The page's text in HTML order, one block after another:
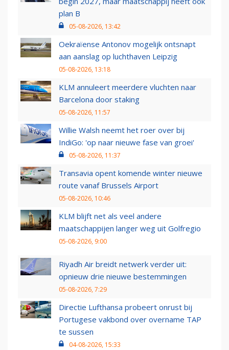
plan B
05-08-2026, 13:42
Oekraïense Antonov mogelijk ontsnapt
aan aanslag op luchthaven Leipzig
05-08-2026, 13:18
KLM annuleert meerdere vluchten naar
Barcelona door staking
05-08-2026, 11:57
Willie Walsh neemt het roer over bij
IndiGo: 'op naar nieuwe fase van groei'
05-08-2026, 11:37
Transavia opent komende winter nieuwe
route vanaf Brussels Airport
05-08-2026, 10:46
KLM blijft net als veel andere
maatschappijen langer weg uit Golfregio
05-08-2026, 9:00
Riyadh Air breidt netwerk verder uit:
opnieuw drie nieuwe bestemmingen
05-08-2026, 7:29
Directie Lufthansa probeert onrust bij
Portugese vakbond over overname TAP
te sussen
04-08-2026, 15:33